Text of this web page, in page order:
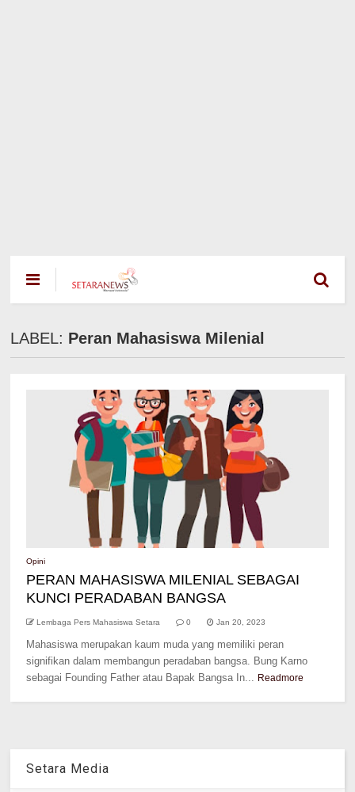
LABEL: Peran Mahasiswa Milenial
Opini
PERAN MAHASISWA MILENIAL SEBAGAI
KUNCI PERADABAN BANGSA
Lembaga Pers Mahasiswa Setara 0 Jan 20, 2023
Mahasiswa merupakan kaum muda yang memiliki peran
signifikan dalam membangun peradaban bangsa. Bung Karno
sebagai Founding Father atau Bapak Bangsa In... Readmore
Setara Media